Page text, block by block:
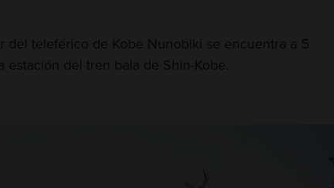
del teleférico de Kobe Nunobiki se encuentra a 5
estación del tren bala de Shin-Kobe.